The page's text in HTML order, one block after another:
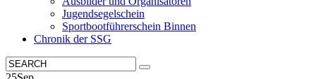
Jugendsegelschein
Sportbootführerschein Binnen
Chronik der SSG